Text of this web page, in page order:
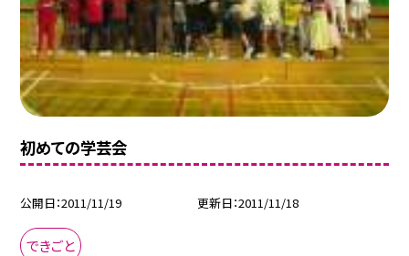
初めての学芸会
公開日 2011/11/19 更新日 2011/11/18
できごと